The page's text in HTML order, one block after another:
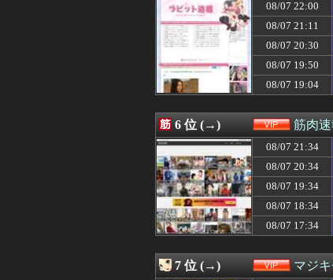
08/07 21:03
【画像】新
08/07 21:02
【芸能】吉
08/07 21:00
【悲報】夏
08/07 21:00
【画像】最
08/07 21:00
【画像】佳
08/07 21:00
【動画】シ
08/07 21:00
【動画あり
08/07 20:44
今日初めて
08/07 20:40
人気格闘家
08/07 20:40
【画像】磯
08/07 20:39
京大病院で
08/07 20:39
【画像】マ
08/07 20:35
【苦痛】採
08/07 20:35
【速報】巨
08/07 20:34
【悲報】高
08/07 20:33
【悲報】妻
08/07 20:32
【画像】JD
08/07 20:32
【朗報】北
08/07 22:00
08/07 21:11
08/07 20:30
08/07 19:50
08/07 19:04
6 位 (→) 筋肉速
08/07 21:34
08/07 20:34
08/07 19:34
08/07 18:34
08/07 17:34
7 位 (→) マジ